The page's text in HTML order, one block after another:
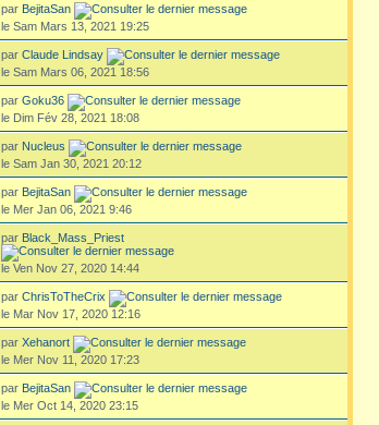
par BejitaSan
le Sam Mars 13, 2021 19:25
par Claude Lindsay
le Sam Mars 06, 2021 18:56
par Goku36
le Dim Fév 28, 2021 18:08
par Nucleus
le Sam Jan 30, 2021 20:12
par BejitaSan
le Mer Jan 06, 2021 9:46
par Black_Mass_Priest
le Ven Nov 27, 2020 14:44
par ChrisToTheCrix
le Mar Nov 17, 2020 12:16
par Xehanort
le Mer Nov 11, 2020 17:23
par BejitaSan
le Mer Oct 14, 2020 23:15